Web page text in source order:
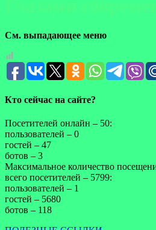
См. выпадающее меню
Кто сейчас на сайте?
Посетителей онлайн – 50:
пользователей – 0
гостей – 47
ботов – 3
Максимальное количество
всего посетителей – 5799:
пользователей – 1
гостей – 5680
ботов – 118